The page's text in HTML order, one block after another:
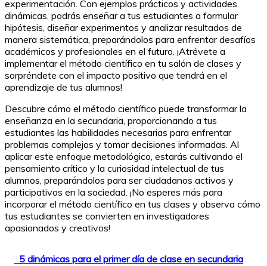
experimentación. Con ejemplos prácticos y actividades
dinámicas, podrás enseñar a tus estudiantes a formular
hipótesis, diseñar experimentos y analizar resultados de
manera sistemática, preparándolos para enfrentar desafíos
académicos y profesionales en el futuro. ¡Atrévete a
implementar el método científico en tu salón de clases y
sorpréndete con el impacto positivo que tendrá en el
aprendizaje de tus alumnos!
Descubre cómo el método científico puede transformar la
enseñanza en la secundaria, proporcionando a tus
estudiantes las habilidades necesarias para enfrentar
problemas complejos y tomar decisiones informadas. Al
aplicar este enfoque metodológico, estarás cultivando el
pensamiento crítico y la curiosidad intelectual de tus
alumnos, preparándolos para ser ciudadanos activos y
participativos en la sociedad. ¡No esperes más para
incorporar el método científico en tus clases y observa cómo
tus estudiantes se convierten en investigadores
apasionados y creativos!
5 dinámicas para el primer día de clase en secundaria